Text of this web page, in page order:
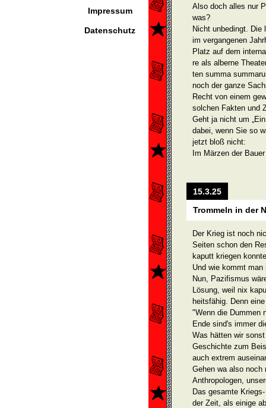
Impressum
Datenschutz
Also doch alles nur
was?
Nicht unbedingt. Die
im vergangenen
Platz auf dem
re als alberne
ten summa
noch der ganze
Recht von einem
solchen Fakten und
Geht ja nicht um
dabei, wenn Sie so
jetzt bloß nicht:
Im Märzen der
15.3.25
Trommeln in der
Der Krieg ist noch
Seiten schon den
kaputt kriegen
Und wie kommt
Nun, Pazifismus
Lösung, weil nix
heitsfähig. Denn
"Wenn die Dummen
Ende sind's immer
Was hätten wir
Geschichte zum
auch ex­trem
Gehen wa also
Anthropologen,
Das gesamte
der Zeit, als einige